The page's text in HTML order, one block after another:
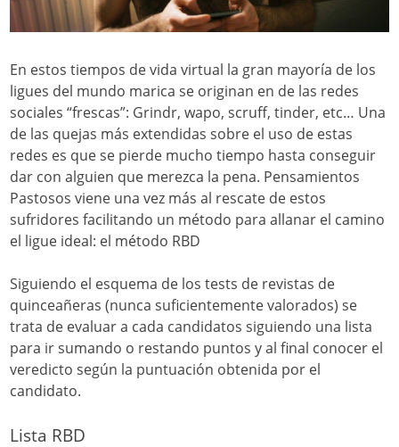
En estos tiempos de vida virtual la gran mayoría de los
ligues del mundo marica se originan en de las redes
sociales “frescas”: Grindr, wapo, scruff, tinder, etc… Una
de las quejas más extendidas sobre el uso de estas
redes es que se pierde mucho tiempo hasta conseguir
dar con alguien que merezca la pena. Pensamientos
Pastosos viene una vez más al rescate de estos
sufridores facilitando un método para allanar el camino
el ligue ideal: el método RBD
Siguiendo el esquema de los tests de revistas de
quinceañeras (nunca suficientemente valorados) se
trata de evaluar a cada candidatos siguiendo una lista
para ir sumando o restando puntos y al final conocer el
veredicto según la puntuación obtenida por el
candidato.
Lista RBD